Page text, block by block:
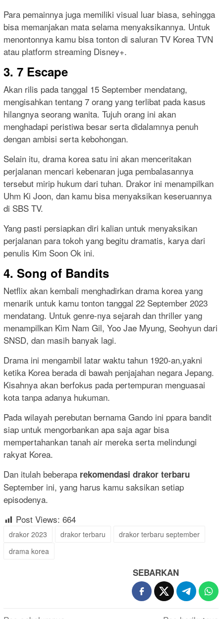
Para pemainnya juga memiliki visual luar biasa, sehingga
bisa memanjakan mata selama menyaksikannya. Untuk
menontonnya kamu bisa tonton di saluran TV Korea TVN
atau platform streaming Disney+.
3. 7 Escape
Akan rilis pada tanggal 15 September mendatang,
mengisahkan tentang 7 orang yang terlibat pada kasus
hilangnya seorang wanita. Tujuh orang ini akan
menghadapi peristiwa besar serta didalamnya penuh
dengan ambisi serta kebohongan.
Selain itu, drama korea satu ini akan menceritakan
perjalanan mencari kebenaran juga pembalasannya
tersebut mirip hukum dari tuhan. Drakor ini menampilkan
Uhm Ki Joon, dan kamu bisa menyaksikan keseruannya
di SBS TV.
Yang pasti persiapkan diri kalian untuk menyaksikan
perjalanan para tokoh yang begitu dramatis, karya dari
penulis Kim Soon Ok ini.
4. Song of Bandits
Netflix akan kembali menghadirkan drama korea yang
menarik untuk kamu tonton tanggal 22 September 2023
mendatang. Untuk genre-nya sejarah dan thriller yang
menampilkan Kim Nam Gil, Yoo Jae Myung, Seohyun dari
SNSD, dan masih banyak lagi.
Drama ini mengambil latar waktu tahun 1920-an,yakni
ketika Korea berada di bawah penjajahan negara Jepang.
Kisahnya akan berfokus pada pertempuran menguasai
kota tanpa adanya hukuman.
Pada wilayah perebutan bernama Gando ini ppara bandit
siap untuk mengorbankan apa saja agar bisa
mempertahankan tanah air mereka serta melindungi
rakyat Korea.
Dan itulah beberapa rekomendasi drakor terbaru
September ini, yang harus kamu saksikan setiap
episodenya.
Post Views: 664
drakor 2023 drakor terbaru
drakor terbaru september
drama korea
SEBARKAN